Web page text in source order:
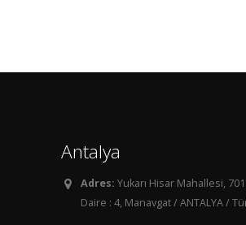
Antalya
Adres: Yukarı Hisar Mahallesi,
Daire : 4, Manavgat / ANTALYA /